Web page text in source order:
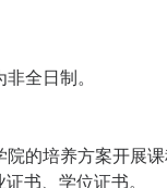
全日制。
的培养方案开展
书、学位证书。